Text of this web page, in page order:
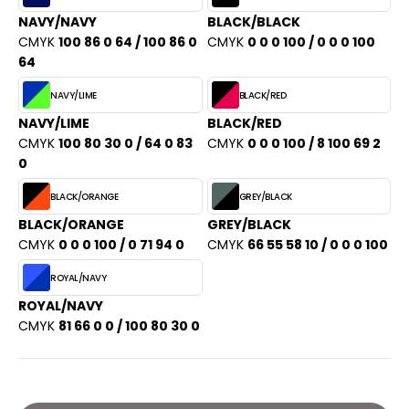
SHIRT
SHIRT
PROFESSIONNELLE
- BLOUSON
COOL
HOODS
T'S
SERIE
NAVY/NAVY
CMYK 100 86 0 64 / 100 86 0
64
BLACK/BLACK
CMYK 0 0 0 100 / 0 0 0 100
NAVY/LIME
NAVY/LIME
CMYK 100 80 30 0 / 64 0 83
0
BLACK/RED
BLACK/RED
CMYK 0 0 0 100 / 8 100 69 2
BLACK/ORANGE
BLACK/ORANGE
CMYK 0 0 0 100 / 0 71 94 0
GREY/BLACK
GREY/BLACK
CMYK 66 55 58 10 / 0 0 0 100
ROYAL/NAVY
ROYAL/NAVY
CMYK 81 66 0 0 / 100 80 30 0